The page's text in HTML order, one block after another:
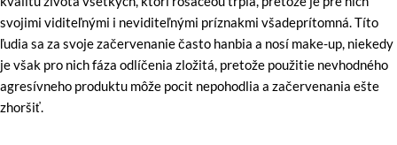
svojimi viditeľnými i neviditeľnými príznakmi všadeprítomná. Títo
ľudia sa za svoje začervenanie často hanbia a nosí make-up, niekedy
je však pro nich fáza odlíčenia zložitá, pretože použitie nevhodného
agresívneho produktu môže pocit nepohodlia a začervenania ešte
zhoršiť.